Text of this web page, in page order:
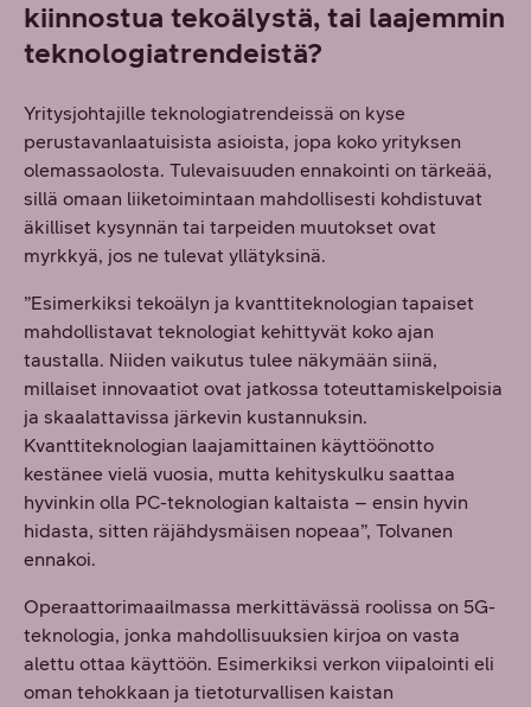
kiinnostua tekoälystä, tai laajemmin
teknologiatrendeistä?
Yritysjohtajille teknologiatrendeissä on kyse
perustavanlaatuisista asioista, jopa koko yrityksen
olemassaolosta. Tulevaisuuden ennakointi on tärkeää,
sillä omaan liiketoimintaan mahdollisesti kohdistuvat
äkilliset kysynnän tai tarpeiden muutokset ovat
myrkkyä, jos ne tulevat yllätyksinä.
”Esimerkiksi tekoälyn ja kvanttiteknologian tapaiset
mahdollistavat teknologiat kehittyvät koko ajan
taustalla. Niiden vaikutus tulee näkymään siinä,
millaiset innovaatiot ovat jatkossa toteuttamiskelpoisia
ja skaalattavissa järkevin kustannuksin.
Kvanttiteknologian laajamittainen käyttöönotto
kestänee vielä vuosia, mutta kehityskulku saattaa
hyvinkin olla PC-teknologian kaltaista – ensin hyvin
hidasta, sitten räjähdysmäisen nopeaa”, Tolvanen
ennakoi.
Operaattorimaailmassa merkittävässä roolissa on 5G-
teknologia, jonka mahdollisuuksien kirjoa on vasta
alettu ottaa käyttöön. Esimerkiksi verkon viipalointi eli
oman tehokkaan ja tietoturvallisen kaistan